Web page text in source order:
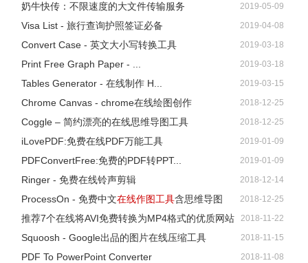
一、为什么我的浏览器打不开ProcessOn？
由于ProcessOn采用HTML5开发，IE9以下浏览器本身不支
持HTML5，所以IE9以下浏览器无法正常使用ProcessOn。
推荐使用谷歌浏览器和
览器、safari以及opera。如果是windows XP 的用户想要正
常使用建议直接使用谷歌浏览器或者360极速浏览器以及火
狐浏览器。
二、ProcessOn常见错误
错误一：对不起，请求的页面不存在或者您无权查看
当您看见这里的时候，您不用担心，出现这样的错误有可能
是您访问的地址URL是不正确的，您再确定一下您访问的地
址是否正确，如果还有问题您可以点击反馈详细告知我们错
误的经过，我们进行修复！
奶牛快传：不限速度的大文件传输服务 2019-05-09
Visa List - 旅行查询护照签证必备 2019-04-08
Convert Case - 英文大小写转换工具 2019-03-18
Print Free Graph Paper - ... 2019-03-18
Tables Generator - 在线制作 H... 2019-03-15
Chrome Canvas - chrome在线绘图创作 2018-12-25
Coggle – 简约漂亮的在线思维导图工具 2018-12-25
iLovePDF:免费在线PDF万能工具 2019-01-09
PDFConvertFree:免费的PDF转PPT... 2019-01-09
Ringer - 免费在线铃声剪辑 2018-12-14
ProcessOn - 免费中文在线作图工具含思维导图 2018-12-25
推荐7个在线将AVI免费转换为MP4格式的优质网站 2018-11-22
Squoosh - Google出品的图片在线压缩工具 2018-11-15
PDF To PowerPoint Converter 2018-11-08